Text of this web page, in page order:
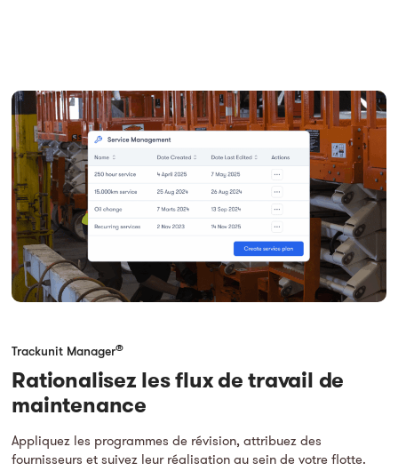
Trackunit Manager®
Rationalisez les flux de travail de
maintenance
Appliquez les programmes de révision, attribuez des
fournisseurs et suivez leur réalisation au sein de votre flotte.